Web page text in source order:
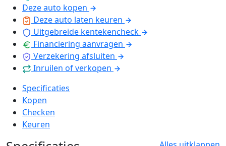
Deze auto kopen
Deze auto laten keuren
Uitgebreide kentekencheck
Financiering aanvragen
Verzekering afsluiten
Inruilen of verkopen
Specificaties
Kopen
Checken
Keuren